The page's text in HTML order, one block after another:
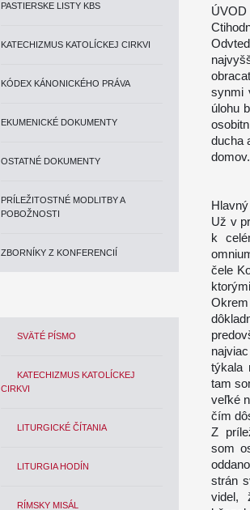
PASTIERSKE LISTY KBS
KATECHIZMUS KATOLÍCKEJ CIRKVI
KÓDEX KÁNONICKÉHO PRÁVA
EKUMENICKÉ DOKUMENTY
OSTATNÉ DOKUMENTY
PRÍLEŽITOSTNÉ MODLITBY A
POBOŽNOSTI
ZBORNÍKY Z KONFERENCIÍ
SVÄTÉ PÍSMO
KATECHIZMUS KATOLÍCKEJ
CIRKVI
LITURGICKÉ ČÍTANIA
LITURGIA HODÍN
RÍMSKY MISÁL
ÚVOD
synmi
úlohu
ducha
domov.
Už v
k
čele
týkala
tam
veľké
čím
Z
som
strán
videl,